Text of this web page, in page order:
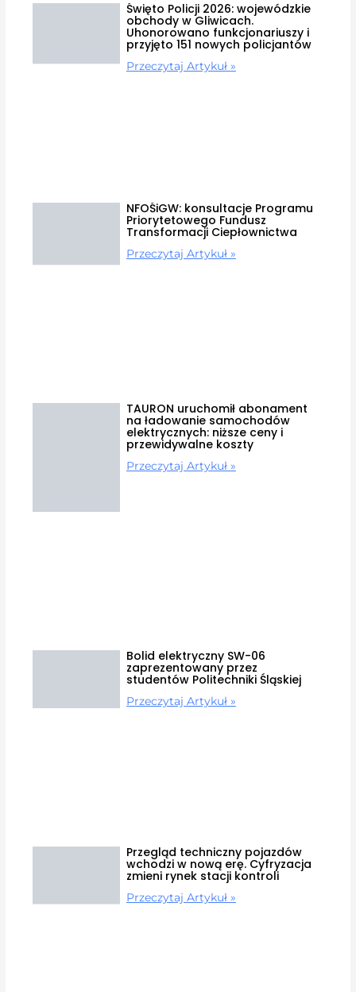
Święto Policji 2026: wojewódzkie
obchody w Gliwicach.
Uhonorowano funkcjonariuszy i
przyjęto 151 nowych policjantów
Przeczytaj Artykuł »
NFOŚiGW: konsultacje Programu
Priorytetowego Fundusz
Transformacji Ciepłownictwa
Przeczytaj Artykuł »
TAURON uruchomił abonament
na ładowanie samochodów
elektrycznych: niższe ceny i
przewidywalne koszty
Przeczytaj Artykuł »
Bolid elektryczny SW-06
zaprezentowany przez
studentów Politechniki Śląskiej
Przeczytaj Artykuł »
Przegląd techniczny pojazdów
wchodzi w nową erę. Cyfryzacja
zmieni rynek stacji kontroli
Przeczytaj Artykuł »